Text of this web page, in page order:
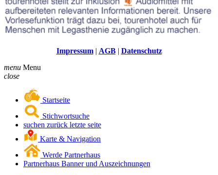
Impressum| AGB| Datenschutz
menu Menu
close
Startseite
Stichwortsuche
suchen zurück letzte seite
Karte & Navigation
Werde Partnerhaus
Partnerhaus Banner und Auszeichnungen